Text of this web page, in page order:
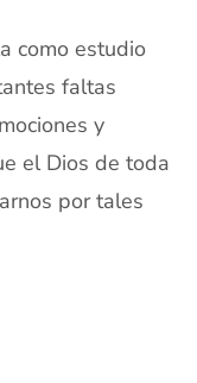
como estudio
faltas
y
el Dios de toda
por tales